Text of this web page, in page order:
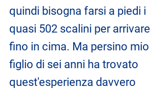
quindi bisogna farsi a piedi i
quasi 502 scalini per arrivare
fino in cima. Ma persino mio
figlio di sei anni ha trovato
quest'esperienza davvero